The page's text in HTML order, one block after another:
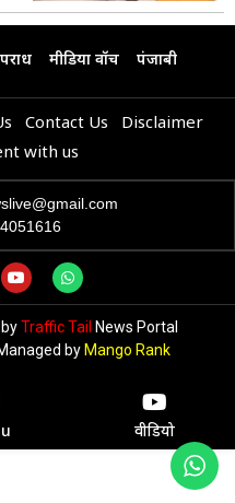
मीडिया वॉच पंजाबी
Contact Us
Disclaimer
with us
Traffic Tail News Portal
by Mango Rank
वीडियो